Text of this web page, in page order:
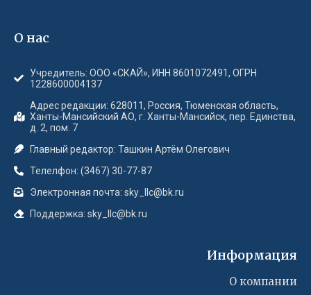
О нас
Учредитель: ООО «СКАЙ», ИНН 8601072491, ОГРН
1228600004137
Адрес редакции: 628011, Россия, Тюменская область,
Ханты-Мансийский АО, г. Ханты-Мансийск, пер. Единства,
д. 2, пом. 7
Главный редактор: Ташкин Артём Олегович
Телелфон: (3467) 30-77-87
Электронная почта: sky_llc@bk.ru
Поддержка: sky_llc@bk.ru
Информация
О компании